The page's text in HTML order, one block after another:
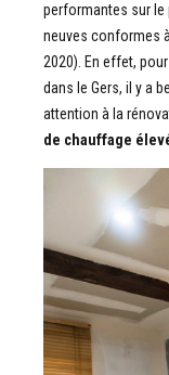
performantes sur le
neuves conformes
2020). En effet,
dans le Gers, il y a
attention à la
de chauffage